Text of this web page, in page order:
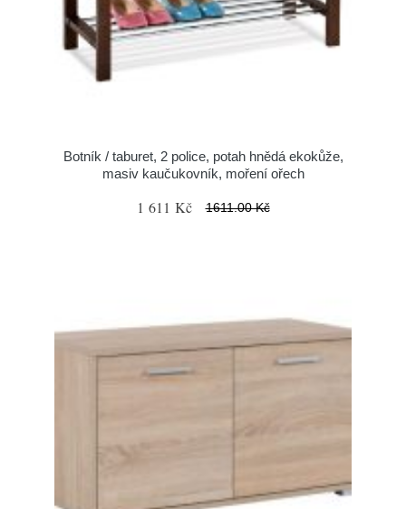
Botník / taburet, 2 police, potah hnědá ekokůže,
masiv kaučukovník, moření ořech
1 611 Kč 1611.00 Kč